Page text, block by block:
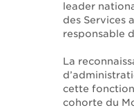
leader
des Services
responsable
La
cette
cohorte du